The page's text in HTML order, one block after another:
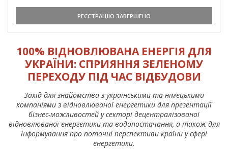
РЕЄСТРАЦІЮ ЗАВЕРШЕНО
100% ВІДНОВЛЮВАНА ЕНЕРГІЯ ДЛЯ
УКРАЇНИ: СПРИЯННЯ ЗЕЛЕНОМУ
ПЕРЕХОДУ ПІД ЧАС ВІДБУДОВИ
Захід для знайомства з українськими та німецькими
компаніями з відновлюваної енергетики для презентації
бізнес-можливостей у секторі децентралізованої
відновлюваної енергетики та водопостачання, а також для
інформування про поточні перспективи країни у сфері
енергетики.